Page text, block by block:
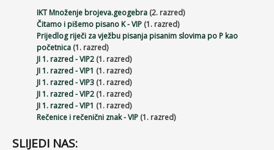
IKT Množenje brojeva.geogebra (2. razred)
Čitamo i pišemo pisano K - VIP (1. razred)
Prijedlog riječi za vježbu pisanja pisanim slovima po P kao
početnica (1. razred)
JI 1. razred - VIP2 (1. razred)
JI 1. razred - VIP1 (1. razred)
JI 1. razred - VIP3 (1. razred)
JI 1. razred - VIP2 (1. razred)
JI 1. razred - VIP1 (1. razred)
Rečenice i rečenični znak - VIP (1. razred)
SLIJEDI NAS: